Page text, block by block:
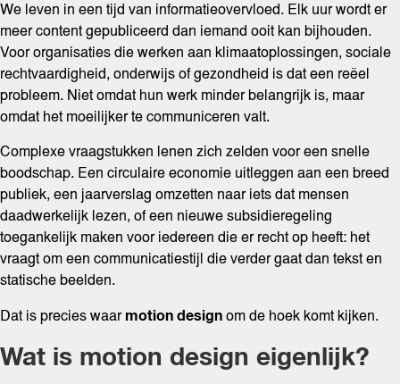
We leven in een tijd van informatieovervloed. Elk uur wordt er
meer content gepubliceerd dan iemand ooit kan bijhouden.
Voor organisaties die werken aan klimaatoplossingen, sociale
rechtvaardigheid, onderwijs of gezondheid is dat een reëel
probleem. Niet omdat hun werk minder belangrijk is, maar
omdat het moeilijker te communiceren valt.
Complexe vraagstukken lenen zich zelden voor een snelle
boodschap. Een circulaire economie uitleggen aan een breed
publiek, een jaarverslag omzetten naar iets dat mensen
daadwerkelijk lezen, of een nieuwe subsidieregeling
toegankelijk maken voor iedereen die er recht op heeft: het
vraagt om een communicatiestijl die verder gaat dan tekst en
statische beelden.
Dat is precies waar motion design om de hoek komt kijken.
Wat is motion design eigenlijk?